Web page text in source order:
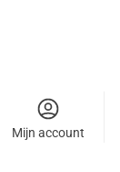
Mijn account